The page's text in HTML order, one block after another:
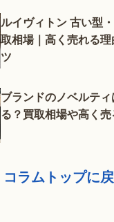
ルイヴィトン 古い型
取相場｜高く売れる
ツ
ブランドのノベルテ
る？買取相場や高く
コラムトップに